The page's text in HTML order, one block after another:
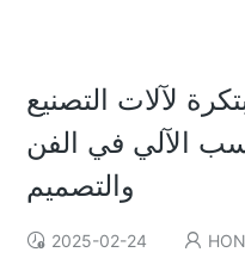
لآلات التصنيع
الآلي في الفن
والتصميم
2025-02-24